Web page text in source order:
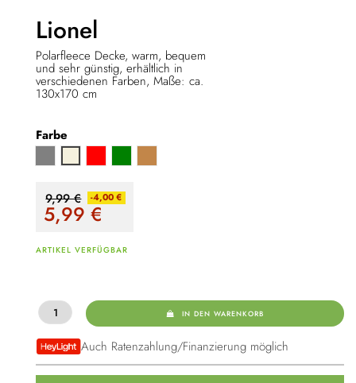
Lionel
Polarfleece Decke, warm, bequem
und sehr günstig, erhältlich in
verschiedenen Farben, Maße: ca.
130x170 cm
Farbe
9,99 € -4,00 €
5,99€
ARTIKEL VERFÜGBAR
IN DEN WARENKORB
Auch Ratenzahlung/Finanzierung möglich